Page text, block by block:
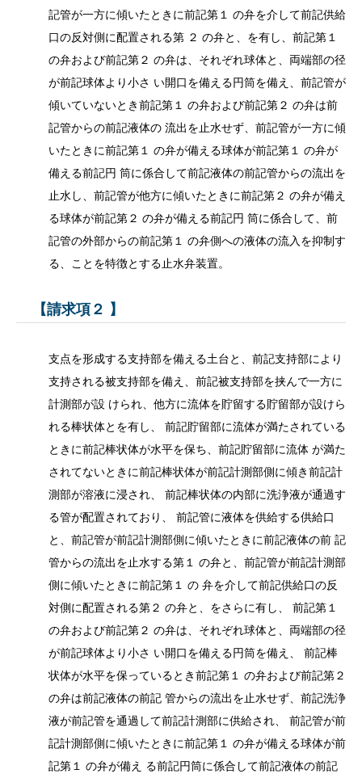
記管が一方に傾いたときに前記第１ の弁を介して前記供給
口の反対側に配置される第 ２ の弁と、を有し、前記第１
の弁および前記第２ の弁は、それぞれ球体と、両端部の径
が前記球体より小さ い開口を備える円筒を備え、前記管が
傾いていないとき前記第１ の弁および前記第２ の弁は前
記管からの前記液体の 流出を止水せず、前記管が一方に傾
いたときに前記第１ の弁が備える球体が前記第１ の弁が
備える前記円 筒に係合して前記液体の前記管からの流出を
止水し、前記管が他方に傾いたときに前記第２ の弁が備え
る球体が前記第２ の弁が備える前記円 筒に係合して、前
記管の外部からの前記第１ の弁側への液体の流入を抑制す
る、ことを特徴とする止水弁装置。
【請求項２ 】
支点を形成する支持部を備える土台と、前記支持部により
支持される被支持部を備え、前記被支持部を挟んで一方に
計測部が設 けられ、他方に流体を貯留する貯留部が設けら
れる棒状体とを有し、 前記貯留部に流体が満たされている
ときに前記棒状体が水平を保ち、前記貯留部に流体 が満た
されてないときに前記棒状体が前記計測部側に傾き前記計
測部が溶液に浸され、 前記棒状体の内部に洗浄液が通過す
る管が配置されており、 前記管に液体を供給する供給口
と、前記管が前記計測部側に傾いたときに前記液体の前 記
管からの流出を止水する第１ の弁と、前記管が前記計測部
側に傾いたときに前記第１ の 弁を介して前記供給口の反
対側に配置される第２ の弁と、をさらに有し、 前記第１
の弁および前記第２ の弁は、それぞれ球体と、両端部の径
が前記球体より小さ い開口を備える円筒を備え、 前記棒
状体が水平を保っているとき前記第１ の弁および前記第２
の弁は前記液体の前記 管からの流出を止水せず、前記洗浄
液が前記管を通過して前記計測部に供給され、 前記管が前
記計測部側に傾いたときに前記第１ の弁が備える球体が前
記第１ の弁が備え る前記円筒に係合して前記液体の前記